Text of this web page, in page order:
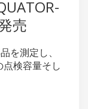
売
を測定し、
検容量そし